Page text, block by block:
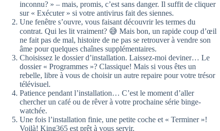
inconnu? » – mais, promis, c’est sans danger. Il suffit de cliquer
sur « Exécuter » si votre antivirus fait des siennes.
Une fenêtre s’ouvre, vous faisant découvrir les termes du
contrat. Qui les lit vraiment? 😅 Mais bon, un rapide coup d’œil
ne fait pas de mal, histoire de ne pas se retrouver à vendre son
âme pour quelques chaînes supplémentaires.
Choisissez le dossier d’installation. Laissez-moi deviner… Le
dossier « Programmes »? Classique! Mais si vous êtes un
rebelle, libre à vous de choisir un autre repaire pour votre trésor
télévisuel.
Patience pendant l’installation… C’est le moment d’aller
chercher un café ou de rêver à votre prochaine série binge-
watchée.
Une fois l’installation finie, une petite coche et « Terminer »!
Voilà! King365 est prêt à vous servir.